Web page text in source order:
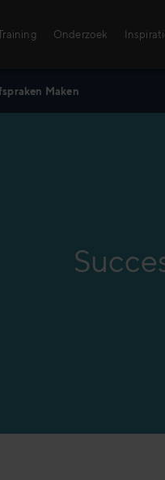
Onderzoek
Maken